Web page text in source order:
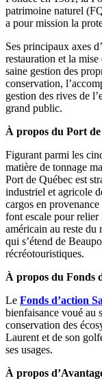
patrimoine naturel
a pour mission la
Ses principaux axes
restauration et la
saine gestion des
conservation,
gestion des rives de
grand public.
À propos du Port de
Figurant parmi les
matière de tonnage
Port de Québec est
industriel et agricole
cargos en
font escale pour
américain au reste
qui s’étend de
récréotouristiques.
À propos du Fonds
Le Fonds d’action
bienfaisance voué au
conservation des
Laurent et de son
ses usages.
À propos